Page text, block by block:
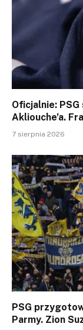
Oficjalnie:
Akliouche’a.
7 sierpnia 2026
PSG
Parmy. Zion